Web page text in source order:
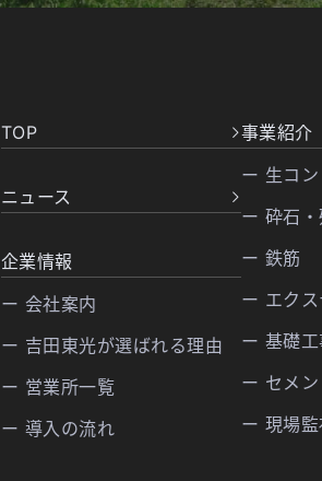
TOP
ニュース
企業情報
ー 会社案内
ー 吉田東光が選ばれる理由
ー 営業所一覧
ー 導入の流れ
事業紹介
ー 生コン
ー 砕石
ー 鉄筋
ー エク
ー 基礎
ー セメ
ー 現場